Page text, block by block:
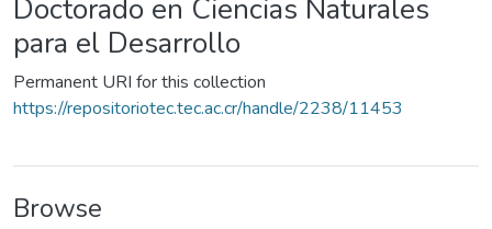
Doctorado en Ciencias Naturales
para el Desarrollo
Permanent URI for this collection
https://repositoriotec.tec.ac.cr/handle/2238/11453
Browse